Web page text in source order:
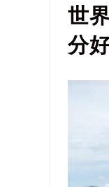
世
分